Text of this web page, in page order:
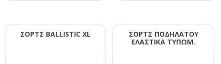
ΣΟΡΤΣ ΒΑLLΙSΤΙC ΧL
ΣΟΡΤΣ ΠΟΔΗΛΑΤΟΥ
ΕΛΑΣΤΙΚΑ ΤΥΠΩΜ.